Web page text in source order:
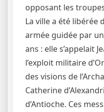
opposant les
La ville a été libérée
armée guidée par
ans : elle s’appelait
l’exploit militaire
des visions de
Catherine
d’Antioche. Ces